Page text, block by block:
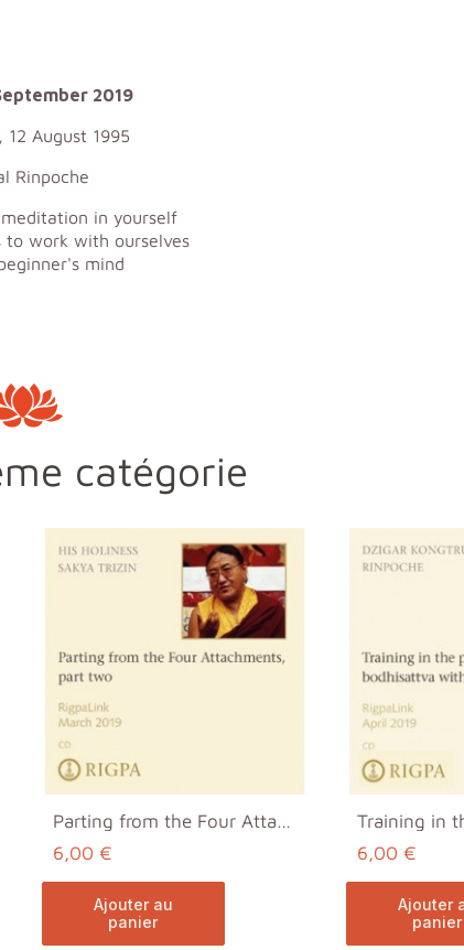
2019
12 August 1995
Rinpoche
in yourself
to work with ourselves
mind
catégorie
Parting from the Four Attachments, part two MP3
6,00 €
ajouter au
panier
6,00 €
ajouter au
panier